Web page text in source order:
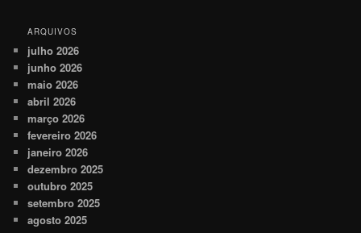
ARQUIVOS
julho 2026
junho 2026
maio 2026
abril 2026
março 2026
fevereiro 2026
janeiro 2026
dezembro 2025
outubro 2025
setembro 2025
agosto 2025